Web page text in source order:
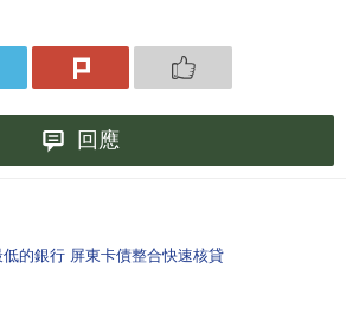
回應
的銀行 屏東卡債整合快速核貸